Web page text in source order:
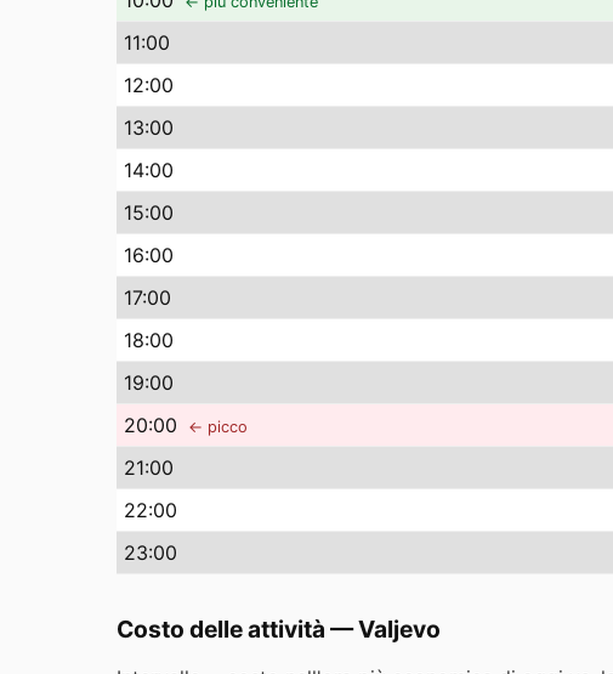
11:00
12:00
13:00
14:00
15:00
16:00
17:00
18:00
19:00
20:00 ← picco
21:00
22:00
23:00
Costo delle attività —Valjevo